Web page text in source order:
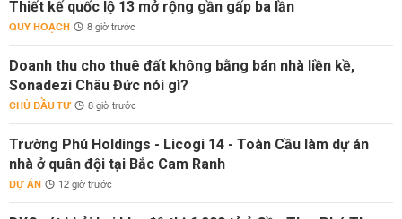
Thiết kế quốc lộ 13 mở rộng gần gấp ba lần
QUY HOẠCH 8 giờ trước
Doanh thu cho thuê đất không bằng bán nhà liền kề,
Sonadezi Châu Đức nói gì?
CHỦ ĐẦU TƯ 8 giờ trước
Trường Phú Holdings - Licogi 14 - Toàn Cầu làm dự án
nhà ở quân đội tại Bắc Cam Ranh
DỰ ÁN 12 giờ trước